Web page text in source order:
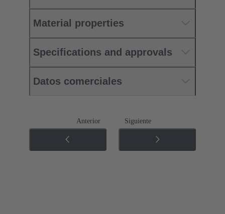
Material properties
Specifications and approvals
Datos comerciales
Anterior Siguiente